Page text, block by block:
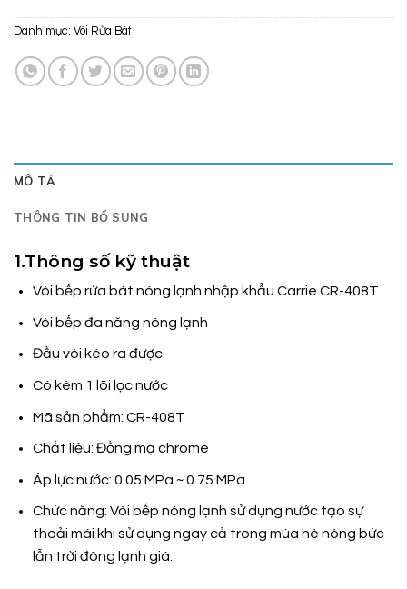
Danh mục: Vòi Rửa Bát
MÔ TẢ
THÔNG TIN BỔ SUNG
1.Thông số kỹ thuật
Vòi bếp rửa bát nóng lạnh nhập khẩu Carrie CR-408T
Vòi bếp đa năng nóng lạnh
Đầu vòi kéo ra được
Có kèm 1 lõi lọc nước
Mã sản phẩm: CR-408T
Chất liệu: Đồng mạ chrome
Áp lực nước: 0.05 MPa ~ 0.75 MPa
Chức năng: Vòi bếp nóng lạnh sử dụng nước tạo sự
thoải mái khi sử dụng ngay cả trong mùa hè nóng bức
lẫn trời đông lạnh giá.